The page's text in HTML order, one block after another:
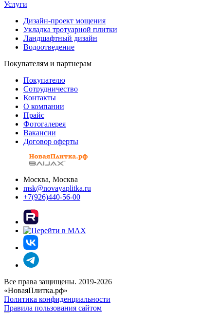
Услуги
Дизайн-проект мощения
Укладка тротуарной плитки
Ландшафтный дизайн
Водоотведение
Покупателям и партнерам
Покупателю
Сотрудничество
Контакты
О компании
Прайс
Фотогалерея
Вакансии
Договор оферты
Москва, Москва
msk@novayaplitka.ru
+7(926)440-56-00
Все права защищены. 2019-2026
«НоваяПлитка.рф»
Политика конфиденциальности
Правила пользования сайтом